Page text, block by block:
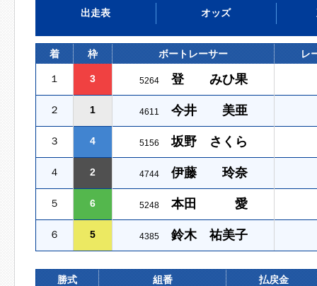
出走表 オッズ
着 枠 ボートレーサー レ
１ 3 5264 登 みひ果
２ 1 4611 今井 美亜
３ 4 5156 坂野 さくら
４ 2 4744 伊藤 玲奈
５ 6 5248 本田 愛
６ 5 4385 鈴木 祐美子
勝式 組番 払戻金